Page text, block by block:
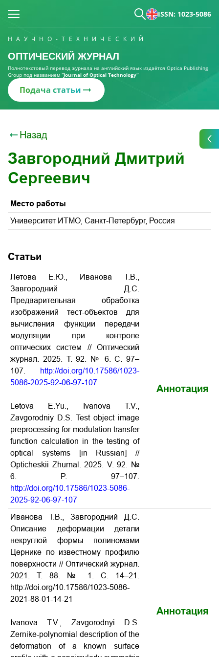
ISSN: 1023-5086
НАУЧНО-ТЕХНИЧЕСКИЙ
ОПТИЧЕСКИЙ ЖУРНАЛ
Полнотекстовый перевод журнала на английский язык издаётся Optica Publishing
Group под названием “Journal of Optical Technology“
Подача статьи
Назад
Завгородний Дмитрий
Сергеевич
Место работы
Университет ИТМО, Санкт-Петербург, Россия
Статьи
Летова Е.Ю., Иванова Т.В.,
Завгородний Д.С.
Предварительная обработка
изображений тест-объектов для
вычисления функции передачи
модуляции при контроле
оптических систем // Оптический
журнал. 2025. Т. 92. № 6. С. 97–
107.
http://doi.org/10.17586/1023-
5086-2025-92-06-97-107
Letova E.Yu., Ivanova T.V.,
Zavgorodniy D.S. Test object image
preprocessing for modulation transfer
function calculation in the testing of
optical systems [in Russian] //
Opticheskii Zhurnal. 2025. V. 92. №
6. P. 97–107.
http://doi.org/10.17586/1023-5086-
2025-92-06-97-107
Аннотация
Иванова Т.В., Завгородний Д.С.
Описание деформации детали
некруглой формы полиномами
Цернике по известному профилю
поверхности // Оптический журнал.
2021. Т. 88. № 1. С. 14–21.
http://doi.org/10.17586/1023-5086-
2021-88-01-14-21
Ivanova T.V., Zavgorodnyi D.S.
Zernike-polynomial description of the
deformation of a known surface
Аннотация